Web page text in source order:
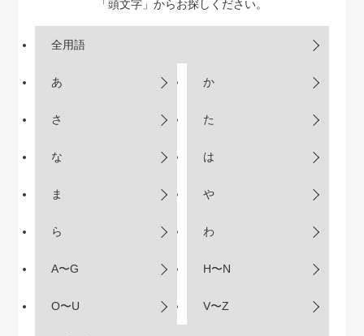
「頭文字」からお探しください。
全用語
あ か
さ た
な は
ま や
ら わ
A〜G H〜N
O〜U V〜Z